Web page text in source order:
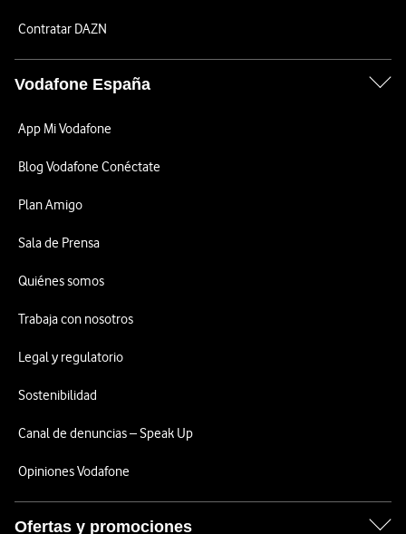
Contratar DAZN
Vodafone España
App Mi Vodafone
Blog Vodafone Conéctate
Plan Amigo
Sala de Prensa
Quiénes somos
Trabaja con nosotros
Legal y regulatorio
Sostenibilidad
Canal de denuncias – Speak Up
Opiniones Vodafone
Ofertas y promociones